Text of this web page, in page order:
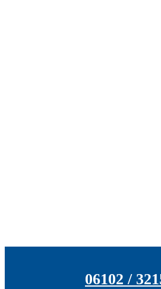
06102 /